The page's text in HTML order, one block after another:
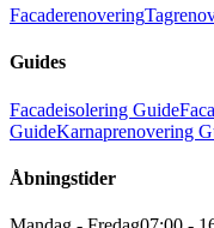
Facaderenovering
Guides
Facadeisolering Guide
GuideKarnaprenovering
Åbningstider